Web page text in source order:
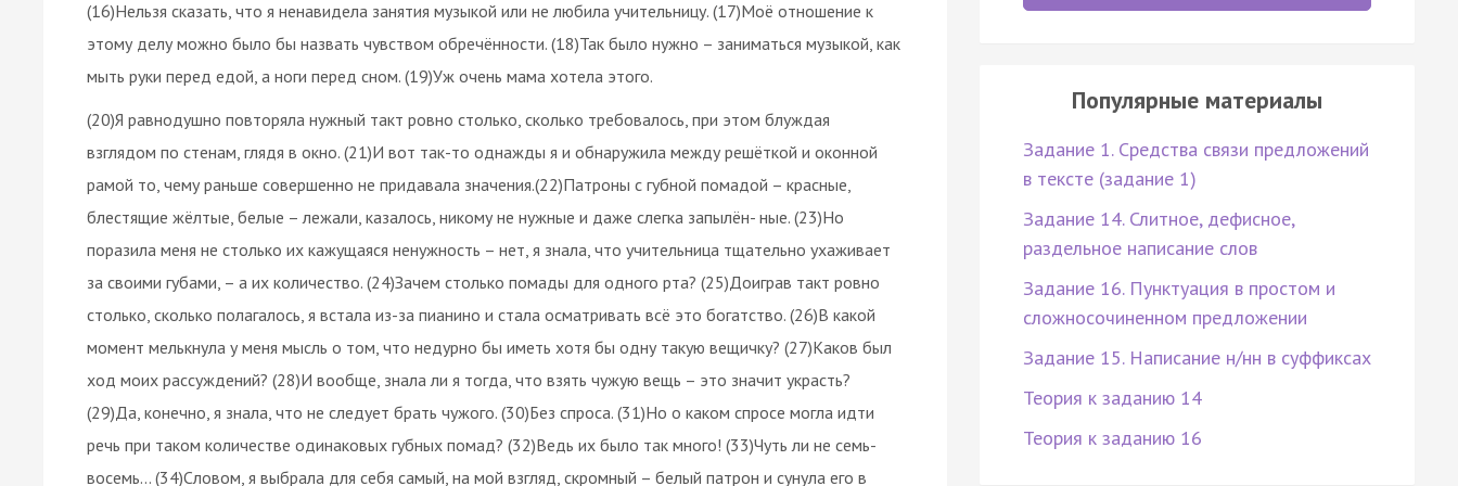
(16)Нельзя сказать, что я ненавидела занятия музыкой или не любила учительницу. (17)Моё отношение к
этому делу можно было бы назвать чувством обречённости. (18)Так было нужно – заниматься музыкой, как
мыть руки перед едой, а ноги перед сном. (19)Уж очень мама хотела этого.
(20)Я равнодушно повторяла нужный такт ровно столько, сколько требовалось, при этом блуждая
взглядом по стенам, глядя в окно. (21)И вот так-то однажды я и обнаружила между решёткой и оконной
рамой то, чему раньше совершенно не придавала значения.(22)Патроны с губной помадой – красные,
блестящие жёлтые, белые – лежали, казалось, никому не нужные и даже слегка запылён- ные. (23)Но
поразила меня не столько их кажущаяся ненужность – нет, я знала, что учительница тщательно ухаживает
за своими губами, – а их количество. (24)Зачем столько помады для одного рта? (25)Доиграв такт ровно
столько, сколько полагалось, я встала из-за пианино и стала осматривать всё это богатство. (26)В какой
момент мелькнула у меня мысль о том, что недурно бы иметь хотя бы одну такую вещичку? (27)Каков был
ход моих рассуждений? (28)И вообще, знала ли я тогда, что взять чужую вещь – это значит украсть?
(29)Да, конечно, я знала, что не следует брать чужого. (30)Без спроса. (31)Но о каком спросе могла идти
речь при таком количестве одинаковых губных помад? (32)Ведь их было так много! (33)Чуть ли не семь-
восемь... (34)Словом, я выбрала для себя самый, на мой взгляд, скромный – белый патрон и сунула его в
Популярные материалы
Задание 1. Средства связи предложений
в тексте (задание 1)
Задание 14. Слитное, дефисное,
раздельное написание слов
Задание 16. Пунктуация в простом и
сложносочиненном предложении
Задание 15. Написание н/нн в суффиксах
Теория к заданию 14
Теория к заданию 16